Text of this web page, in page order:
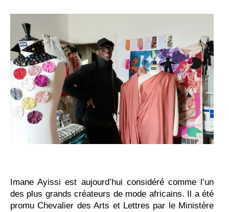
Imane Ayissi est aujourd’hui considéré comme l’un
des plus grands créateurs de mode africains. Il a été
promu Chevalier des Arts et Lettres par le Ministère